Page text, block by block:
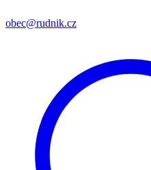
obec@rudnik.cz